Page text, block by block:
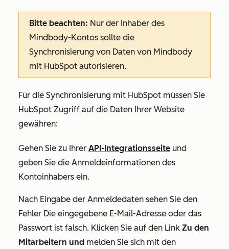
Bitte beachten: Nur der Inhaber des
Mindbody-Kontos sollte die
Synchronisierung von Daten von Mindbody
mit HubSpot autorisieren.
Für die Synchronisierung mit HubSpot müssen Sie
HubSpot Zugriff auf die Daten Ihrer Website
gewähren:
Gehen Sie zu Ihrer API-Integrationsseite und
geben Sie die Anmeldeinformationen des
Kontoinhabers ein.
Nach Eingabe der Anmeldedaten sehen Sie den
Fehler Die eingegebene E-Mail-Adresse oder das
Passwort ist falsch. Klicken Sie auf den Link Zu den
Mitarbeitern und melden Sie sich mit den